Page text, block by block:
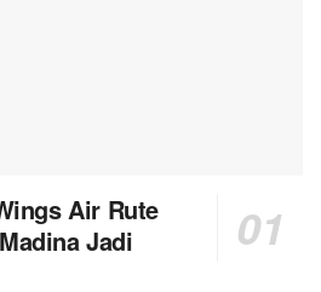
Air Rute
Jadi